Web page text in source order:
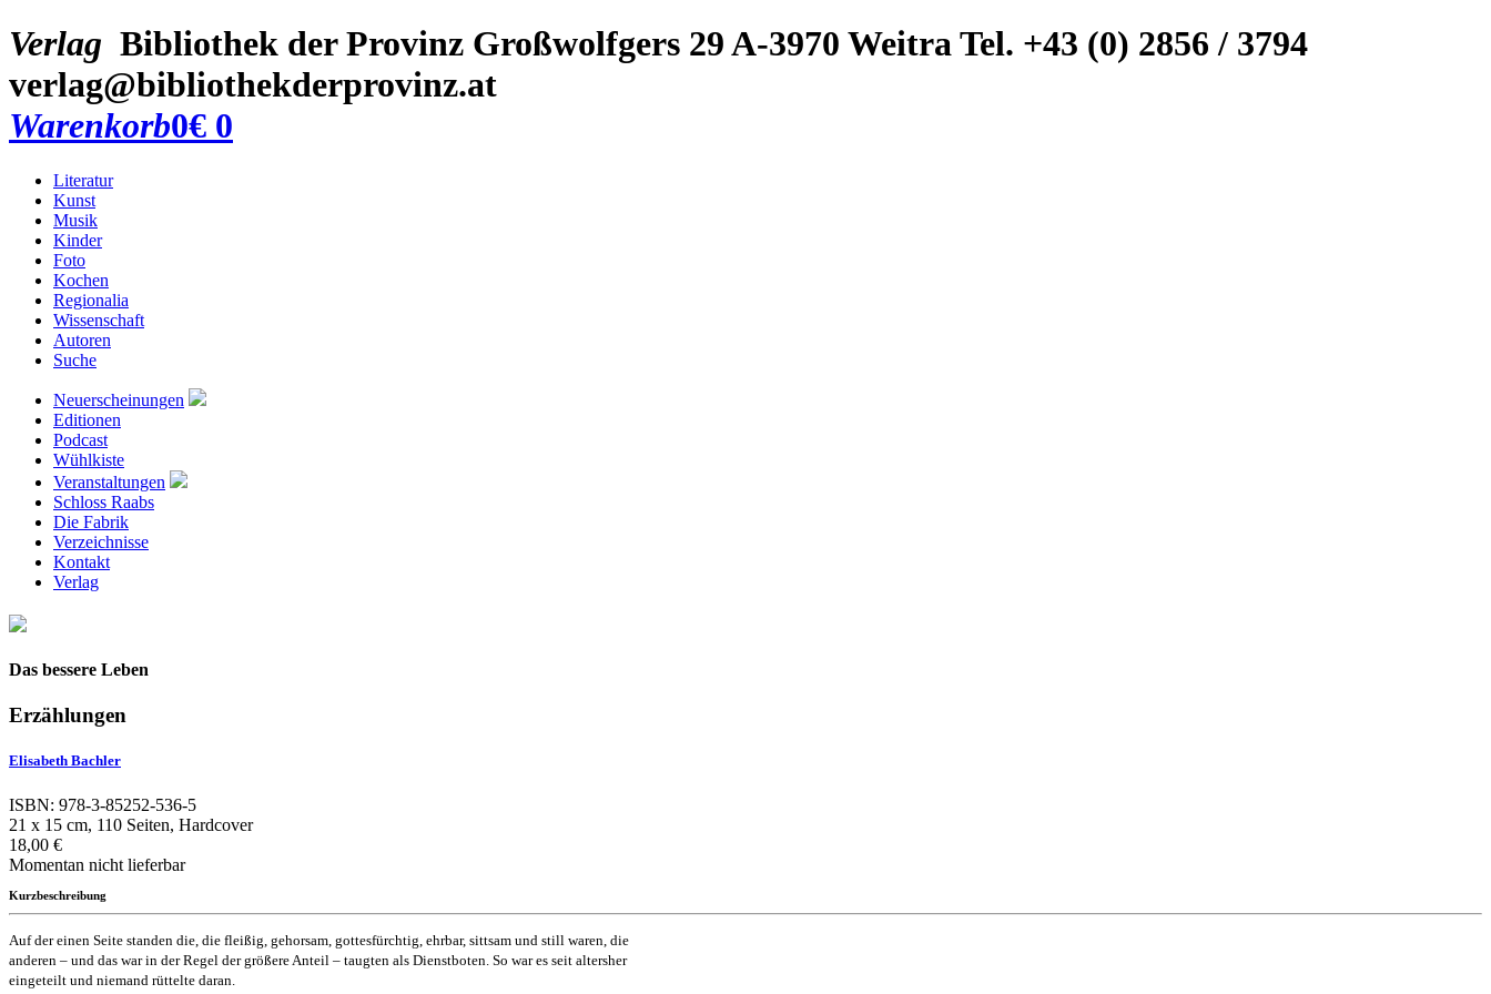
Verlag Bibliothek der Provinz Großwolfgers 29A-3970 WeitraTel. +43 (0) 2856 / 3794
verlag@bibliothekderprovinz.at
Warenkorb0€ 0
Literatur
Kunst
Musik
Kinder
Foto
Kochen
Regionalia
Wissenschaft
Autoren
Suche
Neuerscheinungen
Editionen
Podcast
Wühlkiste
Veranstaltungen
Schloss Raabs
Die Fabrik
Verzeichnisse
Kontakt
Verlag
Das bessere Leben
Erzählungen
Elisabeth Bachler
ISBN: 978-3-85252-536-5
21 x 15 cm, 110 Seiten, Hardcover
18,00 €
Momentan nicht lieferbar
Kurzbeschreibung
Auf der einen Seite standen die, die fleißig, gehorsam, gottesfürchtig, ehrbar, sittsam und still waren, die
anderen – und das war in der Regel der größere Anteil – taugten als Dienstboten. So war es seit altersher
eingeteilt und niemand rüttelte daran.